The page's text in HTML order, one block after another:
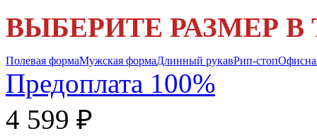
ВЫБЕРИТЕ РАЗМЕР В
Полевая формаМужская формаДлинный рукавРип-стоп
Предоплата 100%
4 599 ₽